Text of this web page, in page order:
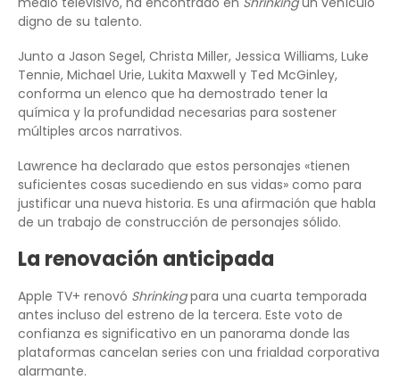
digno de su talento.
Junto a Jason Segel, Christa Miller, Jessica Williams, Luke
Tennie, Michael Urie, Lukita Maxwell y Ted McGinley,
conforma un elenco que ha demostrado tener la
química y la profundidad necesarias para sostener
múltiples arcos narrativos.
Lawrence ha declarado que estos personajes «tienen
suficientes cosas sucediendo en sus vidas» como para
justificar una nueva historia. Es una afirmación que habla
de un trabajo de construcción de personajes sólido.
La renovación anticipada
Apple TV+ renovó Shrinkingpara una cuarta temporada
antes incluso del estreno de la tercera. Este voto de
confianza es significativo en un panorama donde las
plataformas cancelan series con una frialdad corporativa
alarmante.